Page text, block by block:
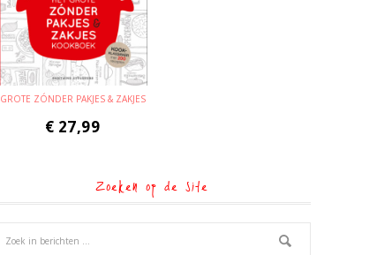
GROTE ZÓNDER PAKJES & ZAKJES
€ 27,99
Zoeken op de site